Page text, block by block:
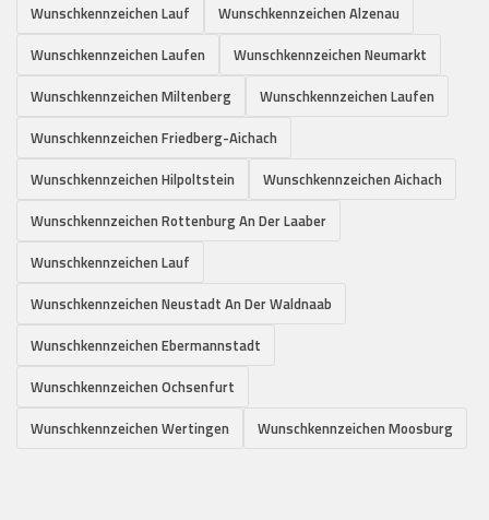
Wunschkennzeichen Lauf
Wunschkennzeichen Alzenau
Wunschkennzeichen Laufen
Wunschkennzeichen Neumarkt
Wunschkennzeichen Miltenberg
Wunschkennzeichen Laufen
Wunschkennzeichen Friedberg-Aichach
Wunschkennzeichen Hilpoltstein
Wunschkennzeichen Aichach
Wunschkennzeichen Rottenburg An Der Laaber
Wunschkennzeichen Lauf
Wunschkennzeichen Neustadt An Der Waldnaab
Wunschkennzeichen Ebermannstadt
Wunschkennzeichen Ochsenfurt
Wunschkennzeichen Wertingen
Wunschkennzeichen Moosburg